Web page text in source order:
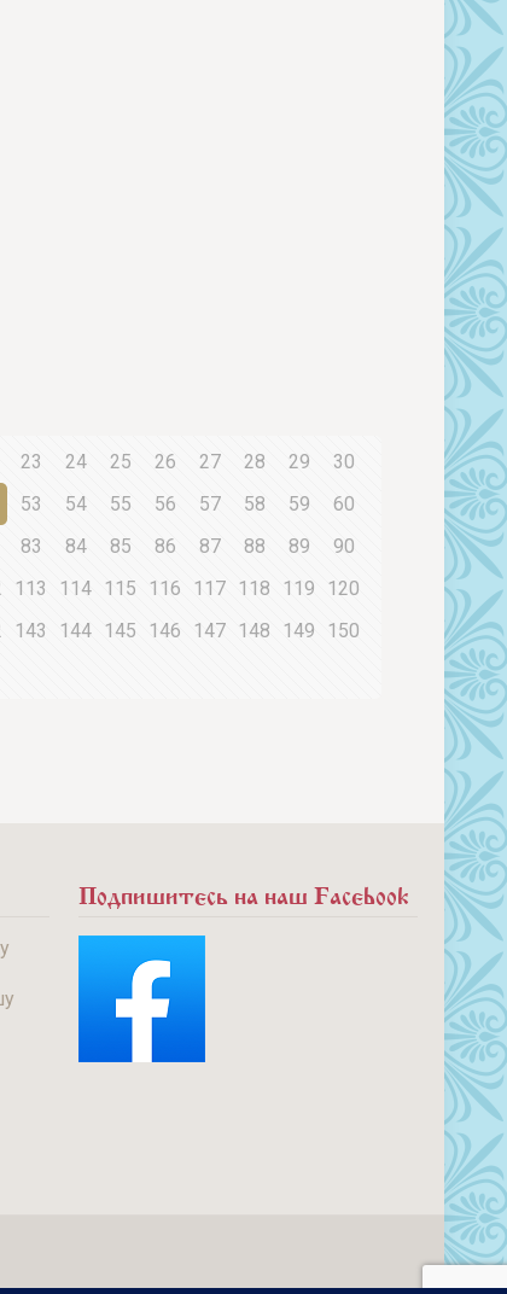
23 24 25 26 27 28 29
30
53 54 55 56 57 58 59
60
83 84 85 86 87 88 89
90
113 114 115 116 117 118 119
120
143 144 145 146 147 148 149
150
Подпишитесь на наш Facebook